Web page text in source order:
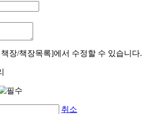
장/책장목록]에서 수정할 수 있습니다.
취소